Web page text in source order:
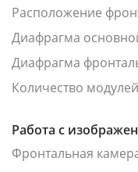
Расположение
Диафрагма
Диафрагма
Количество
Работа с
Фронтальная